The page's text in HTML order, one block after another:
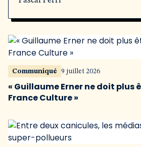
Communiqué 9 juillet 2026
« Guillaume Erner ne doit plus
France Culture »